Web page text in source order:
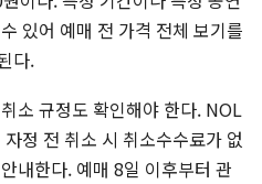
있어 예매 전 가격 전체 보기를
다.
소 규정도 확인해야 한다. NOL
정 전 취소 시 취소수수료가 없
내한다. 예매 8일 이후부터 관